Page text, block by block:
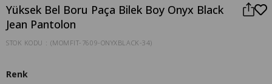
Yüksek Bel Boru Paça Bilek Boy Onyx Black
Jean Pantolon
STOK KODU (MOMFIT-7609-ONYXBLACK-34)